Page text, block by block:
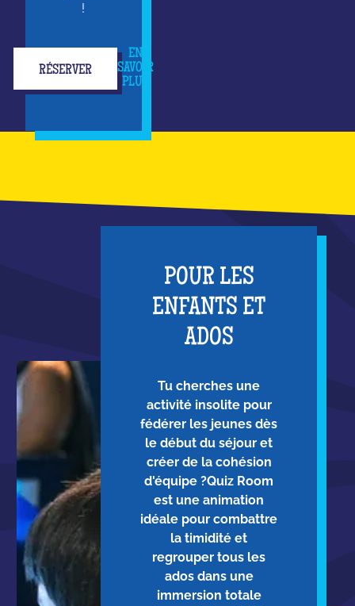
!
RÉSERVER
EN
SAVOIR
PLUS
POUR LES
ENFANTS ET
ADOS
Tu cherches une
activité insolite pour
fédérer les jeunes dès
le début du séjour et
créer de la cohésion
d'équipe ?Quiz Room
est une animation
idéale pour combattre
la timidité et
regrouper tous les
ados dans une
immersion totale